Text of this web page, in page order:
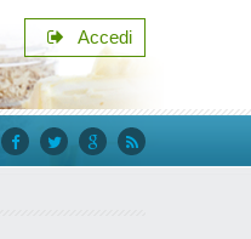
Accedi
facebook
twittergoogle+
rss